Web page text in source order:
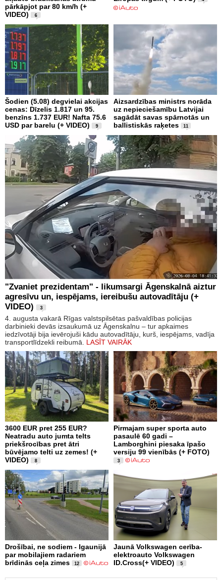
pārkāpjot par 80 km/h (+
VIDEO)
6
Šodien (5.08) degvielai akcijas
cenas: Dīzelis 1.817 un 95.
benzīns 1.737 EUR! Nafta 75.6
USD par barelu (+ VIDEO)
9
Aizsardzības ministrs norāda
uz nepieciešamību Latvijai
sagādāt savas spārnotās un
ballistiskās raķetes
11
"Zvaniet prezidentam" - likumsargi Āgenskalnā aiztur
agresīvu un, iespējams, iereibušu autovadītāju (+
VIDEO)
3
4. augusta vakarā Rīgas valstspilsētas pašvaldības policijas
darbinieki devās izsaukumā uz Āgenskalnu – tur apkaimes
iedzīvotāji bija ievērojuši kādu autovadītāju, kurš, iespējams, vadīja
transportlīdzekli reibumā. LASĪT VAIRĀK
3600 EUR pret 255 EUR?
Neatradu auto jumta telts
priekšrocības pret ātri
būvējamo telti uz zemes! (+
VIDEO)
8
Pirmajam super sporta auto
pasaulē 60 gadi –
Lamborghini piesaka īpašo
versiju 99 vienībās (+ FOTO)
3
Drošībai, ne sodiem - Igaunijā
par mobilajiem radariem
brīdinās ceļa zimes
12
Jaunā Volkswagen cerība-
elektroauto Volkswagen
ID.Cross(+ VIDEO)
5